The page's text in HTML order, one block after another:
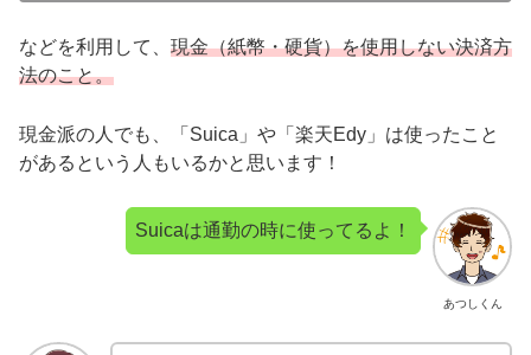
などを利用して、 現金（紙幣・硬貨）を使用しない決済方
法のこと。
現金派の人でも、「Suica」や「楽天Edy」は使ったこと
があるという人もいるかと思います！
あつしくん
Suicaは通勤の時に使ってるよ！